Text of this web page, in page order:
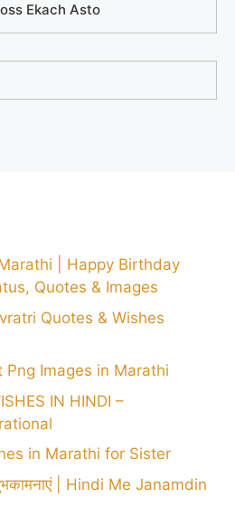
Ekach Asto
| Happy Birthday
Quotes & Images
Quotes & Wishes
Images in Marathi
IN HINDI –
in Marathi for Sister
| Hindi Me Janamdin